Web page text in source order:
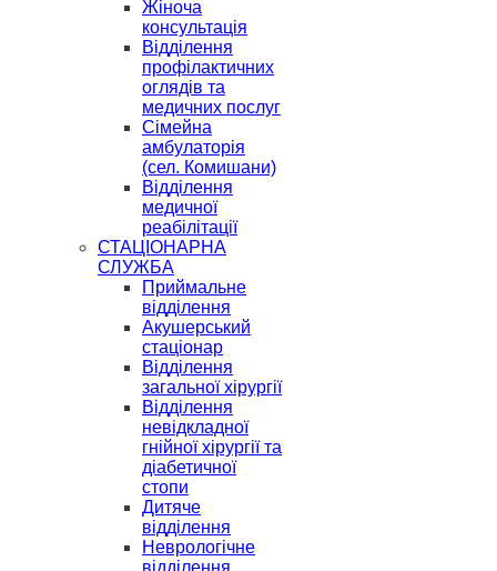
Жіноча
консультація
Відділення
профілактичних
оглядів та
медичних послуг
Сімейна
амбулаторія
(сел. Комишани)
Відділення
медичної
реабілітації
СТАЦІОНАРНА
СЛУЖБА
Приймальне
відділення
Акушерський
стаціонар
Відділення
загальної хірургії
Відділення
невідкладної
гнійної хірургії та
діабетичної
стопи
Дитяче
відділення
Неврологічне
відділення